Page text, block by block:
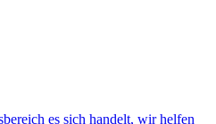
es sich handelt, wir helfen